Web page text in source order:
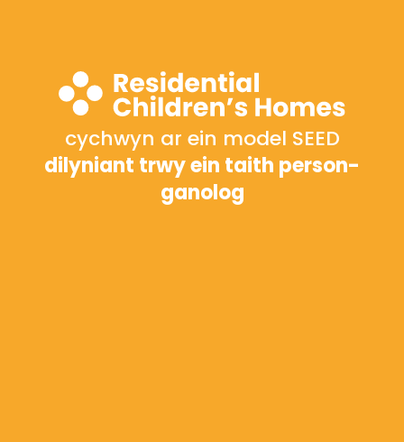
cychwyn ar ein model SEED
dilyniant trwy ein taith person-
ganolog